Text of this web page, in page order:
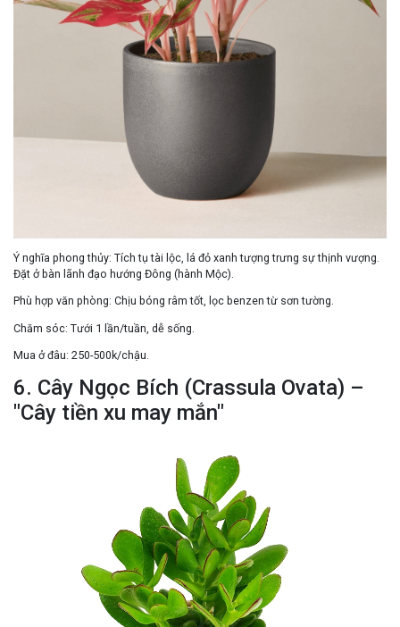
Ý nghĩa phong thủy: Tích tụ tài lộc , lá đỏ xanh tượng trưng sự thịnh vượng.
Đặt ởbàn lãnh đạo hướng Đông (hành Mộc).
Phù hợp văn phòng: Chịu bóng râm tốt, lọc benzen từ sơn tường.
Chăm sóc: Tưới 1 lần/tuần, dễ sống.
Mua ở đâu: 250-500k/chậu.
6. Cây Ngọc Bích (Crassula Ovata) –
"Cây tiền xu may mắn"